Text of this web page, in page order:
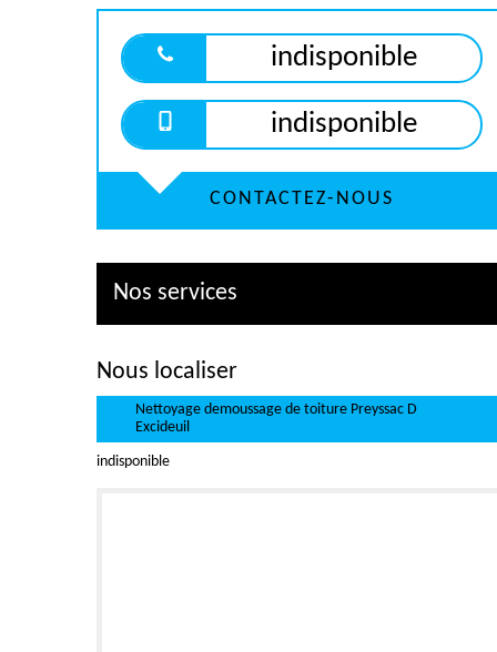
indisponible
indisponible
CONTACTEZ-NOUS
Nos services
Nous localiser
Nettoyage demoussage de toiture Preyssac D
Excideuil
indisponible